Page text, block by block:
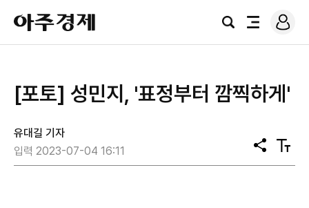
아
주
경
검
전
로
그
[포토] 성민지, '표정부터 깜찍하게'
유대길 기자
입력 2023-07-04 16:11
공
유
텍
스